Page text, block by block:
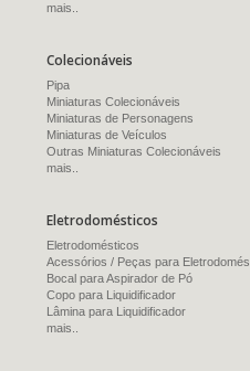
mais..
Colecionáveis
Pipa
Miniaturas Colecionáveis
Miniaturas de Personagens
Miniaturas de Veículos
Outras Miniaturas Colecionáveis
mais..
Eletrodomésticos
Eletrodomésticos
Acessórios / Peças para
Bocal para Aspirador de Pó
Copo para Liquidificador
Lâmina para Liquidificador
mais..